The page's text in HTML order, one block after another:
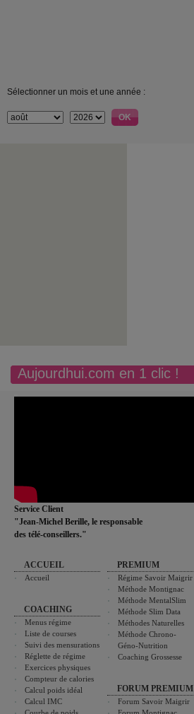
Sélectionner un mois et une année :
Aujourdhui.com en 1 clic !
Service Client
"Jean-Michel Berille, le responsable
des télé-conseillers."
ACCUEIL
Accueil
COACHING
Menus régime
Liste de courses
Suivi des mensurations
Réglette de régime
Exercices physiques
Compteur de calories
Calcul poids idéal
Calcul IMC
PREMIUM
Régime Savoir Maigrir
Méthode Montignac
Méthode MentalSlim
Méthode Slim Data
Méthodes Naturelles
Méthode Chrono-
Géno-Nutrition
Coaching Grossesse
FORUM PREMIUM
Forum Savoir Maigrir